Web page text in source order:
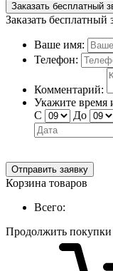
Заказать бесплатный
Заказать бесплатный
Ваше имя:
Телефон:
Комментарий:
Укажите время
С
До
Отправить заявку
Корзина товаров
Всего:
Продолжить покупки